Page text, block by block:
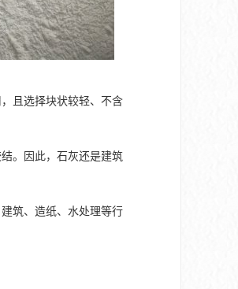
且选择块状较轻、不含
。因此，石灰还是建筑
筑、造纸、水处理等行